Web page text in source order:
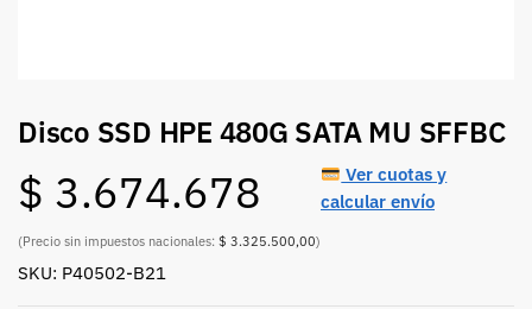
Disco SSD HPE 480G SATA MU SFFBC
$ 3.674.678
(Precio sin impuestos nacionales: $ 3.325.500,00)
Ver cuotas y
calcular envío
SKU: P40502-B21